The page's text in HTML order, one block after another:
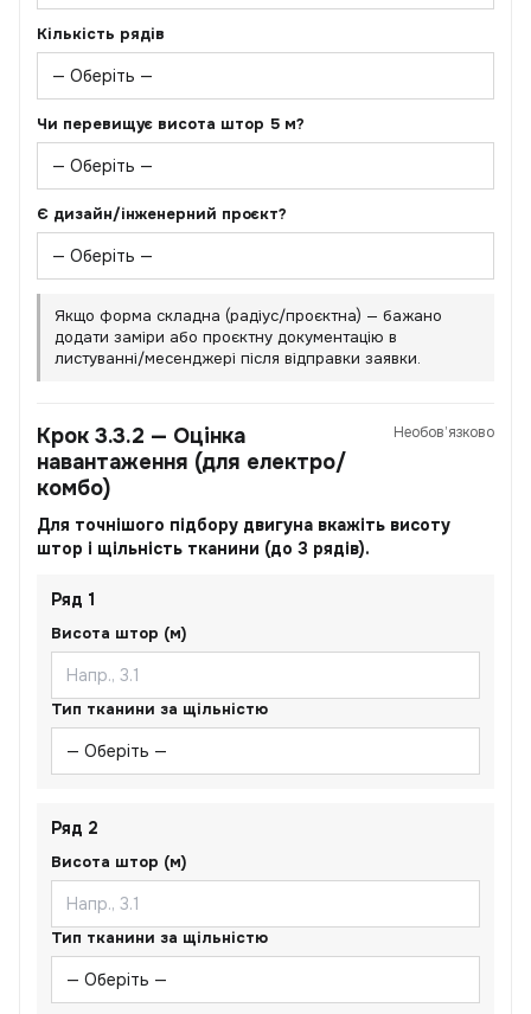
Кількість рядів
Чи перевищує висота штор 5 м?
Є дизайн/інженерний проєкт?
Якщо форма складна (радіус/проєктна) — бажано
додати заміри або проєктну документацію в
листуванні/месенджері після відправки заявки.
Крок 3.3.2 — Оцінка
навантаження (для електро/
комбо)
Необов’язково
Для точнішого підбору двигуна вкажіть висоту
штор і щільність тканини (до 3 рядів).
Ряд 1
Висота штор (м)
Тип тканини за щільністю
Ряд 2
Висота штор (м)
Тип тканини за щільністю